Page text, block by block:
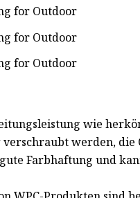
wie
werden,
Farbhaftung und